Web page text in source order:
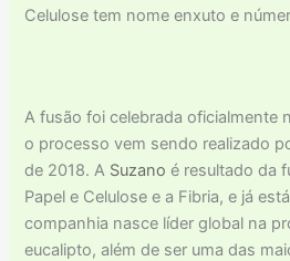
Celulose tem nome enxuto e
A fusão foi celebrada oficialmente
o processo vem sendo realizado
de 2018. A Suzano é resultado da
Papel e Celulose e a Fibria, e já
companhia nasce líder global na
eucalipto, além de ser uma das